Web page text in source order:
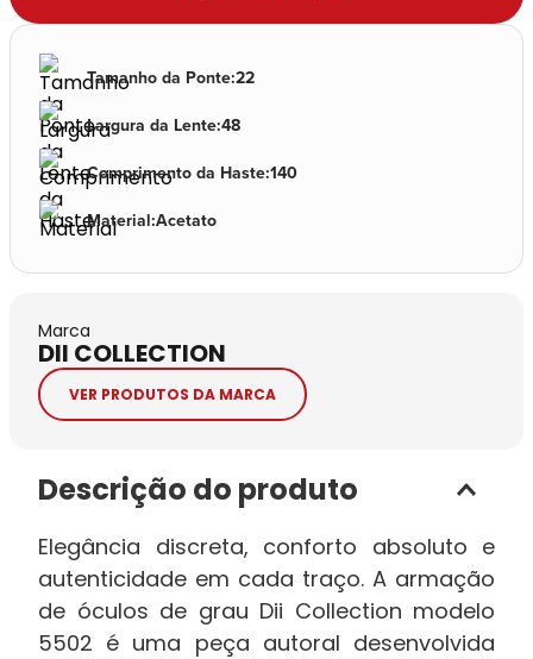
Tamanho da Ponte:22
Largura da Lente:48
Comprimento da Haste:140
Material:Acetato
Marca
DII COLLECTION
VER PRODUTOS DA MARCA
Descrição do produto
Elegância discreta, conforto absoluto e
autenticidade em cada traço. A armação
de óculos de grau Dii Collection modelo
5502 é uma peça autoral desenvolvida